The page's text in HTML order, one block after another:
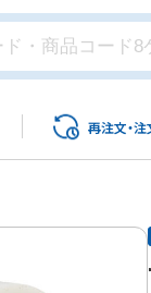
再注文・注